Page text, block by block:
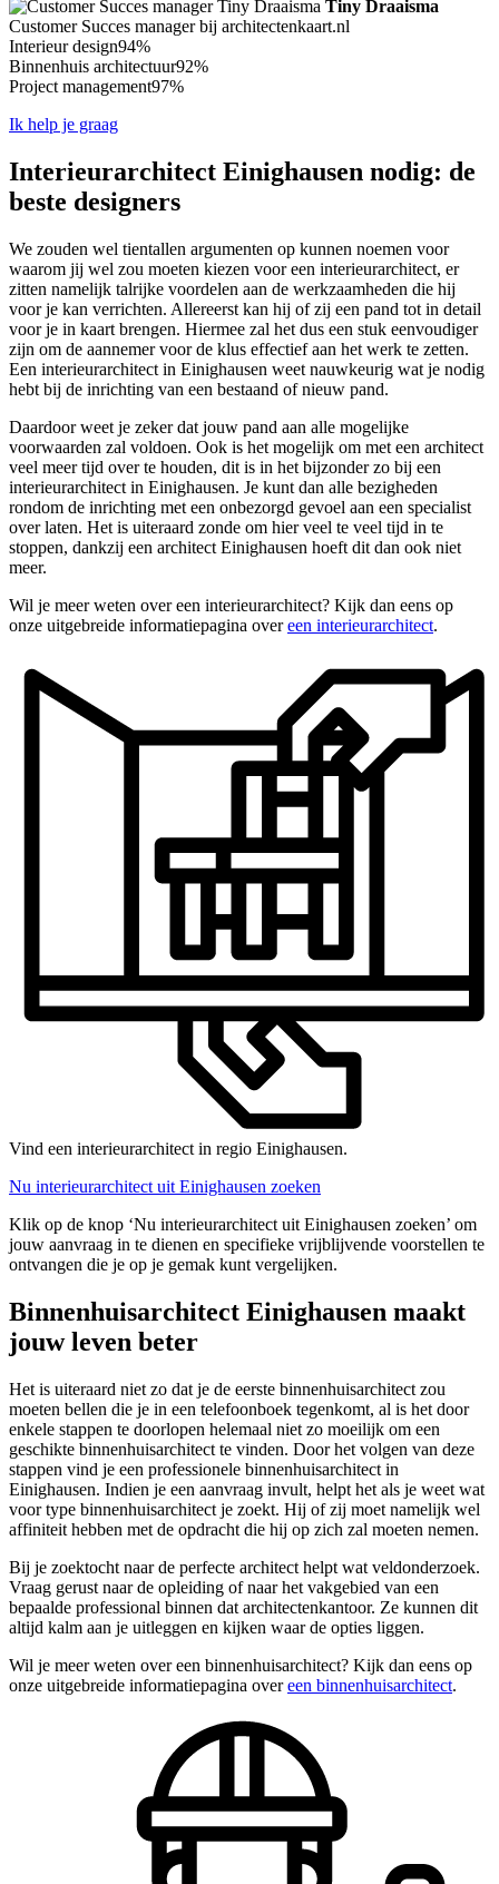
Tiny Draaisma
Customer Succes manager bij architectenkaart.nl
Interieur design94%
Binnenhuis architectuur92%
Project management97%
Ik help je graag
Interieurarchitect Einighausen nodig: de
beste designers
We zouden wel tientallen argumenten op kunnen noemen voor
waarom jij wel zou moeten kiezen voor een interieurarchitect, er
zitten namelijk talrijke voordelen aan de werkzaamheden die hij
voor je kan verrichten. Allereerst kan hij of zij een pand tot in detail
voor je in kaart brengen. Hiermee zal het dus een stuk eenvoudiger
zijn om de aannemer voor de klus effectief aan het werk te zetten.
Een interieurarchitect in Einighausen weet nauwkeurig wat je nodig
hebt bij de inrichting van een bestaand of nieuw pand.
Daardoor weet je zeker dat jouw pand aan alle mogelijke
voorwaarden zal voldoen. Ook is het mogelijk om met een architect
veel meer tijd over te houden, dit is in het bijzonder zo bij een
interieurarchitect in Einighausen. Je kunt dan alle bezigheden
rondom de inrichting met een onbezorgd gevoel aan een specialist
over laten. Het is uiteraard zonde om hier veel te veel tijd in te
stoppen, dankzij een architect Einighausen hoeft dit dan ook niet
meer.
Wil je meer weten over een interieurarchitect? Kijk dan eens op
onze uitgebreide informatiepagina overeen interieurarchitect.
Vind een interieurarchitect in regio Einighausen.
Nu interieurarchitect uit Einighausen zoeken
Klik op de knop ‘Nu interieurarchitect uit Einighausen zoeken’ om
jouw aanvraag in te dienen en specifieke vrijblijvende voorstellen te
ontvangen die je op je gemak kunt vergelijken.
Binnenhuisarchitect Einighausen maakt
jouw leven beter
Het is uiteraard niet zo dat je de eerste binnenhuisarchitect zou
moeten bellen die je in een telefoonboek tegenkomt, al is het door
enkele stappen te doorlopen helemaal niet zo moeilijk om een
geschikte binnenhuisarchitect te vinden. Door het volgen van deze
stappen vind je een professionele binnenhuisarchitect in
Einighausen. Indien je een aanvraag invult, helpt het als je weet wat
voor type binnenhuisarchitect je zoekt. Hij of zij moet namelijk wel
affiniteit hebben met de opdracht die hij op zich zal moeten nemen.
Bij je zoektocht naar de perfecte architect helpt wat veldonderzoek.
Vraag gerust naar de opleiding of naar het vakgebied van een
bepaalde professional binnen dat architectenkantoor. Ze kunnen dit
altijd kalm aan je uitleggen en kijken waar de opties liggen.
Wil je meer weten over een binnenhuisarchitect? Kijk dan eens op
onze uitgebreide informatiepagina overeen binnenhuisarchitect.